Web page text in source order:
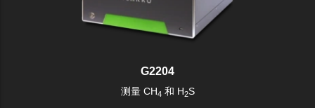
G2204
测量 CH4 和 H2S